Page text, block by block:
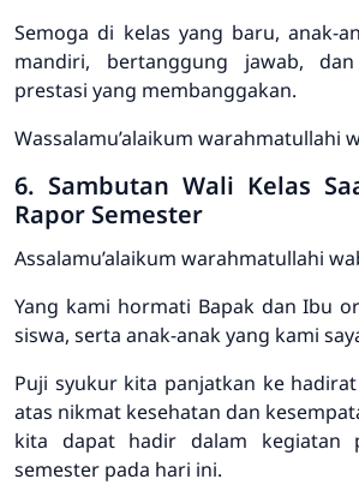
Semoga di kelas yang baru, anak-
mandiri, bertanggung jawab,
prestasi yang membanggakan.
Wassalamu’alaikum warahmatullahi
6. Sambutan Wali Kelas
Rapor Semester
Assalamu’alaikum warahmatullahi
Yang kami hormati Bapak dan Ibu
siswa, serta anak-anak yang kami
Puji syukur kita panjatkan ke
atas nikmat kesehatan dan
kita dapat hadir dalam kegiatan
semester pada hari ini.